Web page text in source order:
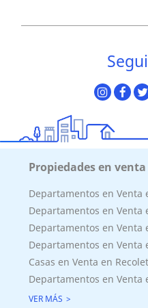
Propiedades en venta
Departamentos en Venta
Departamentos en Venta
Departamentos en Venta
Departamentos en Venta
Casas en Venta en
Departamentos en Venta
VER MÁS